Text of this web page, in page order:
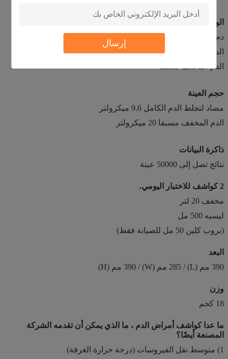
إرسال
الوضع
دم كامل
الدم المحيطي
الدم المخفف مسبقا
حجم العينة
مضاد لتجلط الدم الكامل 9.6 ميكرولتر
الدم المخفف مسبقا 20 ميكرولتر
ذاكرة البيانات
نتائج تصل إلى 50000 عينة
2 كواشف للاختبار اليومي.
مخفف 20 لتر
ليسيه 500 مل
(بروب كلين 50 مل للصيانة فقط)
البعد
390 مم (L) / 285 مم (W) / 390 مم (H)
وزن
18 كجم
ما عدا كواشف أمراض الدم ، ما الذي يمكن أن تقدمه الشركة
المصنعة أيضًا؟
1) متوسط ​​نقل الفيروسات (درجة حرارة الغرفة)